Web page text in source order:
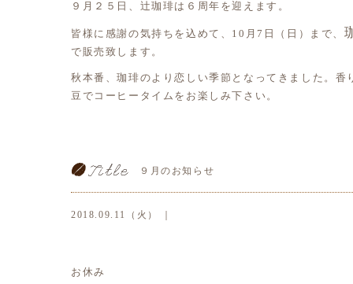
９月２５日、辻珈琲は６周年を迎えます。
皆様に感謝の気持ちを込めて、10月7日（日）まで、
で販売致します。
秋本番、珈琲のより恋しい季節となってきました。香
豆でコーヒータイムをお楽しみ下さい。
９月のお知らせ
2018.09.11（火） ｜
お休み